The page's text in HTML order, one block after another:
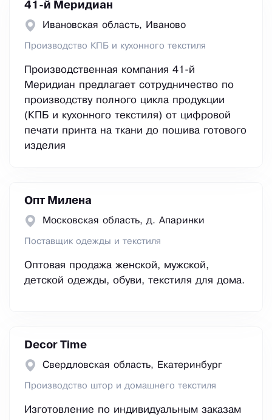
41-й Меридиан
Ивановская область, Иваново
Производство КПБ и кухонного текстиля
Производственная компания 41-й
Меридиан предлагает сотрудничество по
производству полного цикла продукции
(КПБ и кухонного текстиля) от цифровой
печати принта на ткани до пошива готового
изделия
Опт Милена
Московская область, д. Апаринки
Поставщик одежды и текстиля
Оптовая продажа женской, мужской,
детской одежды, обуви, текстиля для дома.
Decor Time
Свердловская область, Екатеринбург
Производство штор и домашнего текстиля
Изготовление по индивидуальным заказам